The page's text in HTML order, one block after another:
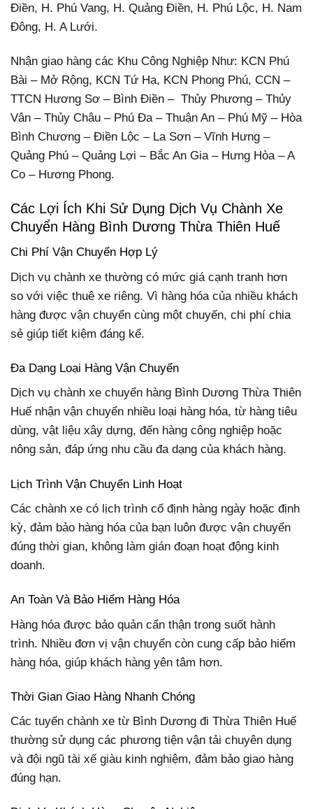
Điền, H. Phú Vang, H. Quảng Điền, H. Phú Lộc, H. Nam
Đông, H. A Lưới.
Nhận giao hàng các Khu Công Nghiệp Như: KCN Phú
Bài – Mở Rộng, KCN Tứ Hạ, KCN Phong Phú, CCN –
TTCN Hương Sơ – Bình Điền – Thủy Phương – Thủy
Vân – Thủy Châu – Phú Đa – Thuận An – Phú Mỹ – Hòa
Bình Chương – Điền Lộc – La Sơn – Vĩnh Hưng –
Quảng Phú – Quảng Lợi – Bắc An Gia – Hưng Hòa – A
Co – Hương Phong.
Các Lợi Ích Khi Sử Dụng Dịch Vụ Chành Xe
Chuyển Hàng Bình Dương Thừa Thiên Huế
Chi Phí Vận Chuyển Hợp Lý
Dịch vụ chành xe thường có mức giá cạnh tranh hơn
so với việc thuê xe riêng. Vì hàng hóa của nhiều khách
hàng được vận chuyển cùng một chuyến, chi phí chia
sẻ giúp tiết kiệm đáng kể.
Đa Dạng Loại Hàng Vận Chuyển
Dịch vụ chành xe chuyển hàng Bình Dương Thừa Thiên
Huế nhận vận chuyển nhiều loại hàng hóa, từ hàng tiêu
dùng, vật liệu xây dựng, đến hàng công nghiệp hoặc
nông sản, đáp ứng nhu cầu đa dạng của khách hàng.
Lịch Trình Vận Chuyển Linh Hoạt
Các chành xe có lịch trình cố định hàng ngày hoặc định
kỳ, đảm bảo hàng hóa của bạn luôn được vận chuyển
đúng thời gian, không làm gián đoạn hoạt động kinh
doanh.
An Toàn Và Bảo Hiểm Hàng Hóa
Hàng hóa được bảo quản cẩn thận trong suốt hành
trình. Nhiều đơn vị vận chuyển còn cung cấp bảo hiểm
hàng hóa, giúp khách hàng yên tâm hơn.
Thời Gian Giao Hàng Nhanh Chóng
Các tuyến chành xe từ Bình Dương đi Thừa Thiên Huế
thường sử dụng các phương tiện vận tải chuyên dụng
và đội ngũ tài xế giàu kinh nghiệm, đảm bảo giao hàng
đúng hạn.